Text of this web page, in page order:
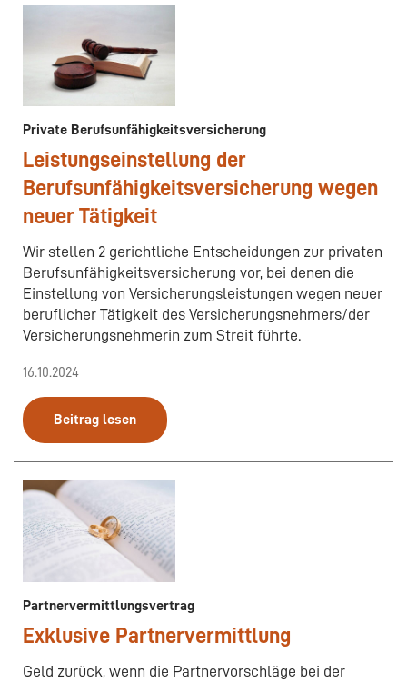
Private Berufsunfähigkeitsversicherung
Leistungseinstellung der
Berufsunfähigkeitsversicherung wegen
neuer Tätigkeit
Wir stellen 2 gerichtliche Entscheidungen zur privaten
Berufsunfähigkeitsversicherung vor, bei denen die
Einstellung von Versicherungsleistungen wegen neuer
beruflicher Tätigkeit des Versicherungsnehmers/der
Versicherungsnehmerin zum Streit führte.
16.10.2024
Beitrag lesen
Partnervermittlungsvertrag
Exklusive Partnervermittlung
Geld zurück, wenn die Partnervorschläge bei der